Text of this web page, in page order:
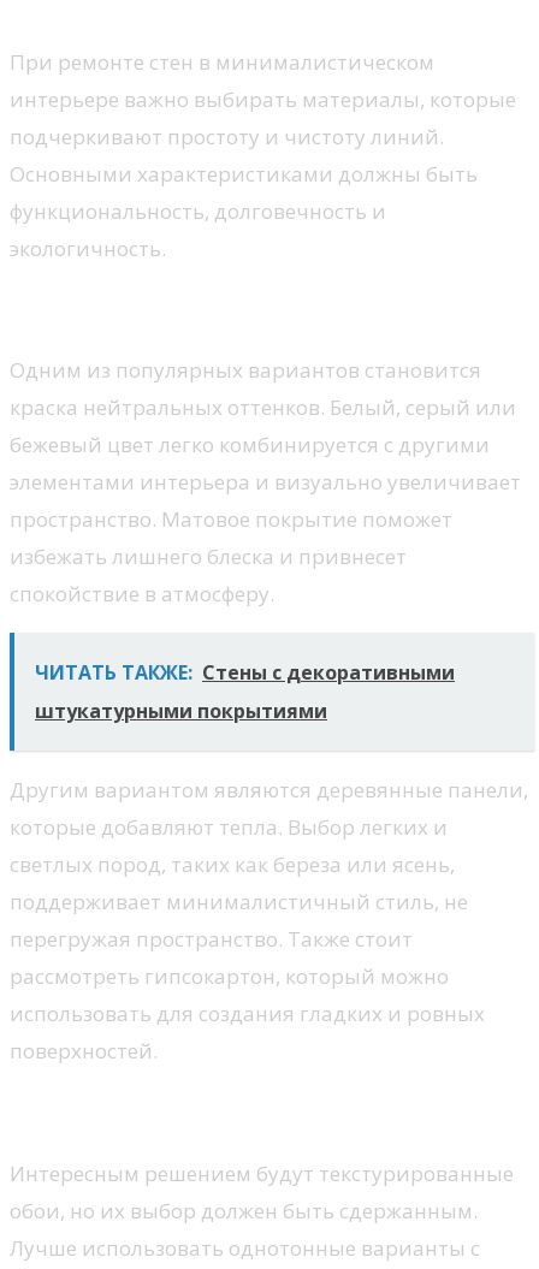
При ремонте стен в минималистическом
интерьере важно выбирать материалы, которые
подчеркивают простоту и чистоту линий.
Основными характеристиками должны быть
функциональность, долговечность и
экологичность.
Одним из популярных вариантов становится
краска нейтральных оттенков. Белый, серый или
бежевый цвет легко комбинируется с другими
элементами интерьера и визуально увеличивает
пространство. Матовое покрытие поможет
избежать лишнего блеска и привнесет
спокойствие в атмосферу.
ЧИТАТЬ ТАКЖЕ: Стены с декоративными
штукатурными покрытиями
Другим вариантом являются деревянные панели,
которые добавляют тепла. Выбор легких и
светлых пород, таких как береза или ясень,
поддерживает минималистичный стиль, не
перегружая пространство. Также стоит
рассмотреть гипсокартон, который можно
использовать для создания гладких и ровных
поверхностей.
Интересным решением будут текстурированные
обои, но их выбор должен быть сдержанным.
Лучше использовать однотонные варианты с